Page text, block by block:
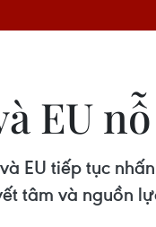
EU
EU tiếp tục
tâm và nguồn